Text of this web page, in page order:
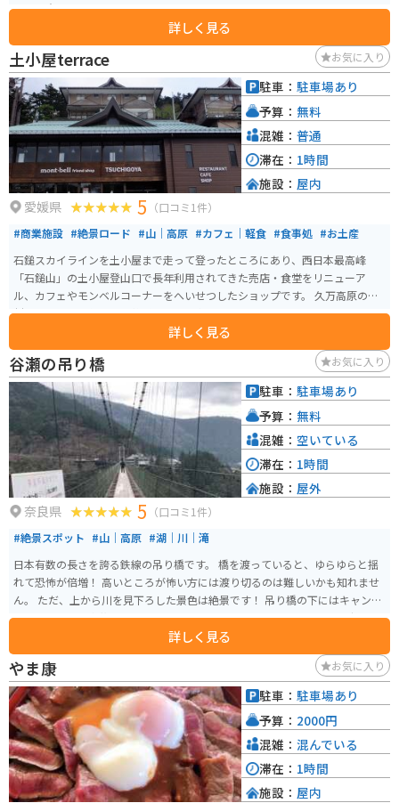
で、注意してください。
詳しく見る
土小屋terrace お気に入り
愛媛県 5 （口コミ1件）
#商業施設 #絶景ロード #山｜高原 #カフェ｜軽食 #食事処 #お土産
石鎚スカイラインを土小屋まで走って登ったところにあり、西日本最高峰
「石鎚山」の土小屋登山口で長年利用されてきた売店・食堂をリニューア
ル、カフェやモンベルコーナーをへいせつしたショップです。 久万高原の杉
材をふんだんに使った開放感のある店内には、mont-bell friend shopとして
登山のちょっとしたギアを置いてあったり、土小屋限定モンベルコラボグッ
ズなど、アイテムも多数販売しています。
詳しく見る
駐車： 駐車場あり
予算： 無料
混雑： 普通
滞在： 1時間
施設： 屋内
谷瀬の吊り橋 お気に入り
奈良県 5 （口コミ1件）
#絶景スポット #山｜高原 #湖｜川｜滝
日本有数の長さを誇る鉄線の吊り橋です。 橋を渡っていると、ゆらゆらと揺
れて恐怖が倍増！ 高いところが怖い方には渡り切るのは難しいかも知れませ
ん。 ただ、上から川を見下ろした景色は絶景です！ 吊り橋の下にはキャンプ
場もあるので、家族でバーベキューやテントを張ってゆっくりとした時間を
大自然の中で楽しめる場所となっています。
詳しく見る
駐車： 駐車場あり
予算： 無料
混雑： 空いている
滞在： 1時間
施設： 屋外
やま康 お気に入り
駐車： 駐車場あり
予算： 2000円
混雑： 混んでいる
滞在： 1時間
施設： 屋内